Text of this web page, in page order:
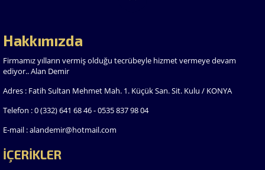
Hakkımızda
Firmamız yılların vermiş olduğu tecrübeyle hizmet vermeye devam
ediyor.. Alan Demir
Adres : Fatih Sultan Mehmet Mah. 1. Küçük San. Sit. Kulu / KONYA
Telefon : 0 (332) 641 68 46 - 0535 837 98 04
E-mail : alandemir@hotmail.com
İÇERİKLER